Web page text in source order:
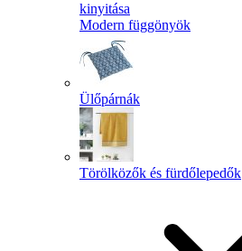
kinyitása
Modern függönyök
Ülőpárnák
Törölközők és fürdőlepedők